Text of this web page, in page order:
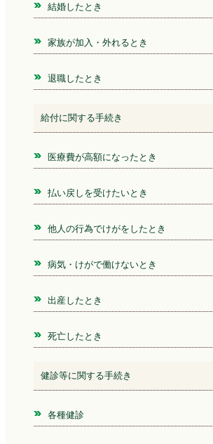
結婚したとき
家族が加入・外れるとき
退職したとき
給付に関する手続き
医療費が高額になったとき
払い戻しを受けたいとき
他人の行為でけがをしたとき
病気・けがで働けないとき
出産したとき
死亡したとき
健診等に関する手続き
各種健診